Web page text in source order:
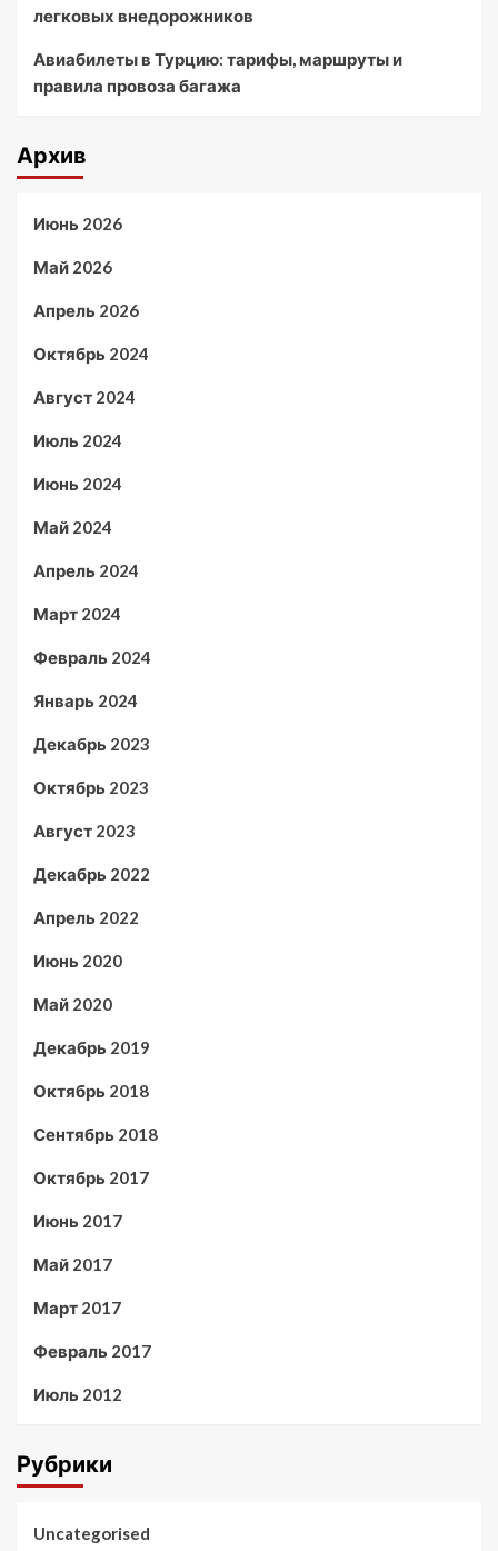
легковых внедорожников
Авиабилеты в Турцию: тарифы, маршруты и
правила провоза багажа
Архив
Июнь 2026
Май 2026
Апрель 2026
Октябрь 2024
Август 2024
Июль 2024
Июнь 2024
Май 2024
Апрель 2024
Март 2024
Февраль 2024
Январь 2024
Декабрь 2023
Октябрь 2023
Август 2023
Декабрь 2022
Апрель 2022
Июнь 2020
Май 2020
Декабрь 2019
Октябрь 2018
Сентябрь 2018
Октябрь 2017
Июнь 2017
Май 2017
Март 2017
Февраль 2017
Июль 2012
Рубрики
Uncategorised